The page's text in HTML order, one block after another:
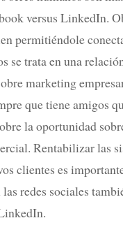
versus LinkedIn.
permitiéndole
se trata en una
marketing
que tiene amigos
la oportunidad
Rentabilizar las
clientes es
redes sociales